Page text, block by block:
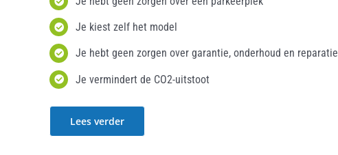
Je kiest zelf het model
Je hebt geen zorgen over garantie, onderhoud en reparatie
Je vermindert de CO2-uitstoot
Lees verder